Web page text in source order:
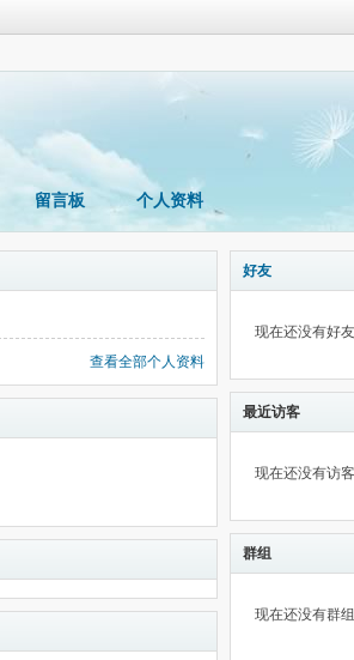
留言板 个人资料
查看全部个人资料
好友
现在还没有好友
最近访客
现在还没有访客
群组
现在还没有群组